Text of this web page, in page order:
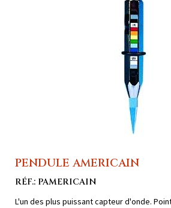
PENDULE AMERICAIN
RÉF.: PAMERICAIN
L'un des plus puissant capteur d'onde.